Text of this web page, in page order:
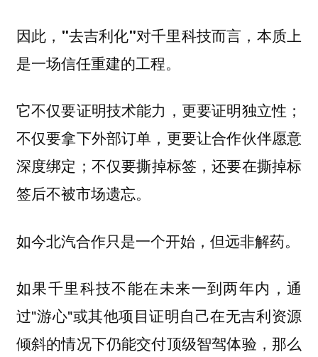
因此， "去吉利化"对千里科技而言，本质上
是一场信任重建的工程。
它不仅要证明技术能力，更要证明独立性；
不仅要拿下外部订单，更要让合作伙伴愿意
深度绑定；不仅要撕掉标签，还要在撕掉标
签后不被市场遗忘。
如今北汽合作只是一个开始，但远非解药。
如果千里科技不能在未来一到两年内，通
过"游心"或其他项目证明自己在无吉利资源
倾斜的情况下仍能交付顶级智驾体验，那么